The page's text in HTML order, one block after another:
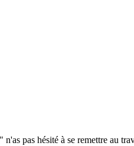
pas hésité à se remettre au